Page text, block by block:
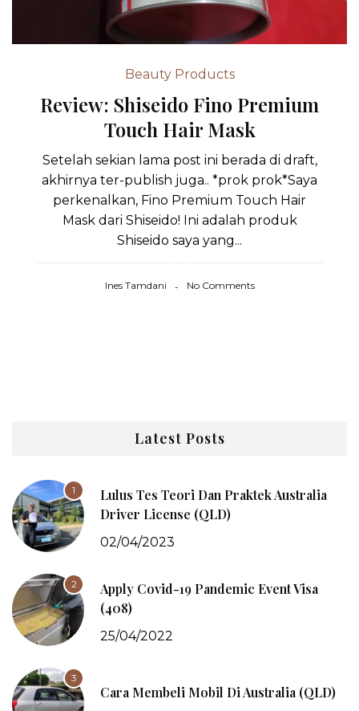
Beauty Products
Review: Shiseido Fino Premium
Touch Hair Mask
Setelah sekian lama post ini berada di draft,
akhirnya ter-publish juga.. *prok prok*Saya
perkenalkan, Fino Premium Touch Hair
Mask dari Shiseido! Ini adalah produk
Shiseido saya yang...
Ines Tamdani No Comments
Latest Posts
1
Lulus Tes Teori Dan Praktek Australia
Driver License (QLD)
02/04/2023
2
Apply Covid-19 Pandemic Event Visa
(408)
25/04/2022
3
Cara Membeli Mobil Di Australia (QLD)